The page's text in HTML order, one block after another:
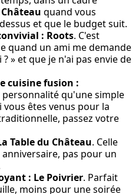
quand vous
et que le budget suit.
: Roots. C'est
quand un ami me demande
» et que je n'ai pas envie de
cuisine fusion :
personnalité qu'une simple
vous êtes venus pour la
passez votre
Table du Château. Celle
pas pour un
: Le Poivrier. Parfait
moins pour une soirée